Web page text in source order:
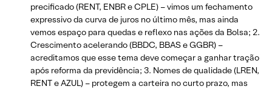
precificado (RENT, ENBR e CPLE) – vimos um fechamento
expressivo da curva de juros no último mês, mas ainda
vemos espaço para quedas e reflexo nas ações da Bolsa; 2.
Crescimento acelerando (BBDC, BBAS e GGBR) –
acreditamos que esse tema deve começar a ganhar tração
após reforma da previdência; 3. Nomes de qualidade (LREN,
RENT e AZUL) – protegem a carteira no curto prazo, mas